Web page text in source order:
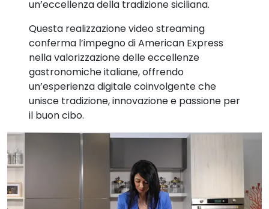
un’eccellenza della tradizione siciliana.
Questa realizzazione video streaming
conferma l’impegno di American Express
nella valorizzazione delle eccellenze
gastronomiche italiane, offrendo
un’esperienza digitale coinvolgente che
unisce tradizione, innovazione e passione per
il buon cibo.